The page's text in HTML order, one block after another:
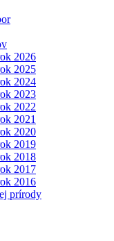
2026
2025
2024
2023
2022
2021
2020
2019
2018
2017
2016
prírody